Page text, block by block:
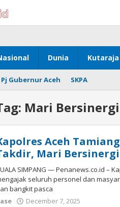
Dunia Kutaraja
Pj Gubernur Aceh SKPA
Mari
Aceh
Mari
SIMPANG — Penanews.co.id –
seluruh personel dan
bangkit pasca
December 7, 2025